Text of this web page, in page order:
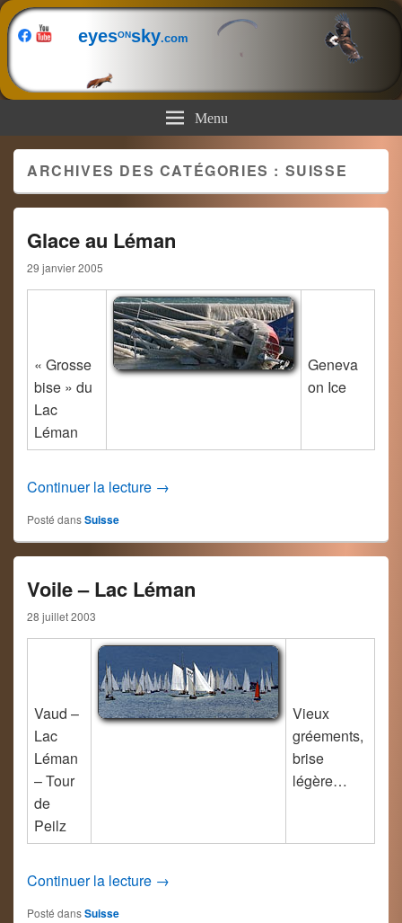
eyesONsky.com
Menu
ARCHIVES DES CATÉGORIES : SUISSE
Glace au Léman
29 janvier 2005
« Grosse
bise » du
Lac
Léman
Geneva
on Ice
Continuer la lecture Glace au Léman
→
Posté dansSuisse
Voile – Lac Léman
28 juillet 2003
Vaud –
Lac
Léman
– Tour
de
Peilz
Vieux
gréements,
brise
légère…
Continuer la lecture Voile – Lac Léman
→
Posté dansSuisse